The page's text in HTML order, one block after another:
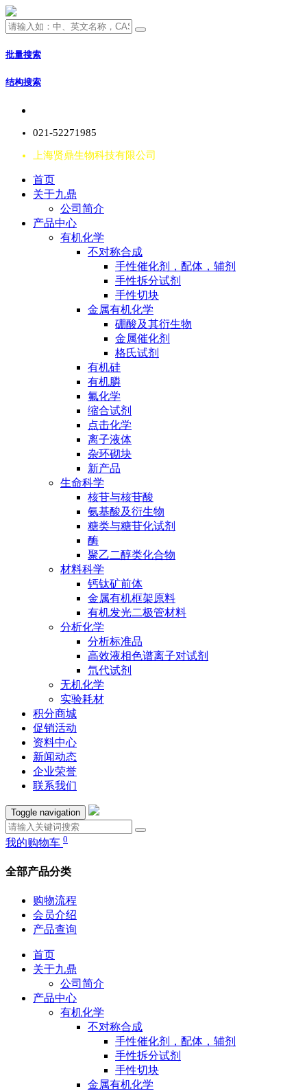
批量搜索
结构搜索
021-52271985
上海贤鼎生物科技有限公司
首页
关于九鼎
公司简介
产品中心
有机化学
不对称合成
手性催化剂，配体，辅剂
手性拆分试剂
手性切块
金属有机化学
硼酸及其衍生物
金属催化剂
格氏试剂
有机硅
有机膦
氟化学
缩合试剂
点击化学
离子液体
杂环砌块
新产品
生命科学
核苷与核苷酸
氨基酸及衍生物
糖类与糖苷化试剂
酶
聚乙二醇类化合物
材料科学
钙钛矿前体
金属有机框架原料
有机发光二极管材料
分析化学
分析标准品
高效液相色谱离子对试剂
氘代试剂
无机化学
实验耗材
积分商城
促销活动
资料中心
新闻动态
企业荣誉
联系我们
Toggle navigation
我的购物车 0
全部产品分类
购物流程
会员介绍
产品查询
首页
关于九鼎
公司简介
产品中心
有机化学
不对称合成
手性催化剂，配体，辅剂
手性拆分试剂
手性切块
金属有机化学